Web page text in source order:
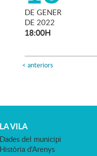
DE GENER
DE 2022
18:00H
< anteriors
LA VILA
Dades del municipi
Història d'Arenys